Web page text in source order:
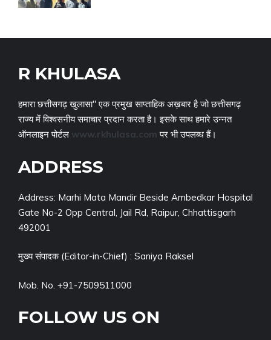
R KHULASA
हमारा छत्तीसगढ़ खुलासा" एक प्रमुख साप्ताहिक अख़बार है जो छत्तीसगढ़
राज्य में विश्वसनीय समाचार प्रदान करता है। इसके साथ हमारे उन्नत
ऑनलाइन पोर्टल www.rkhulasa.com पर भी उपलब्ध हैं।
ADDRESS
Address: Marhi Mata Mandir Beside Ambedkar Hospital
Gate No-2 Opp Central, Jail Rd, Raipur, Chhattisgarh
492001
मुख्य संपादक (Editor-in-Chief) : Saniya Raksel
Mob. No. +91-7509511000
FOLLOW US ON